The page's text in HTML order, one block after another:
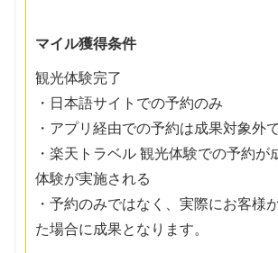
マイル獲得条件
観光体験完了
・日本語サイトでの予約のみ
・アプリ経由での予約は成果対象外で
・楽天トラベル 観光体験での予約が
体験が実施される
・予約のみではなく、実際にお客様
た場合に成果となります。